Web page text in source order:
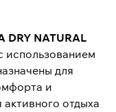
DRY NATURAL
использованием
для
и
отдыха